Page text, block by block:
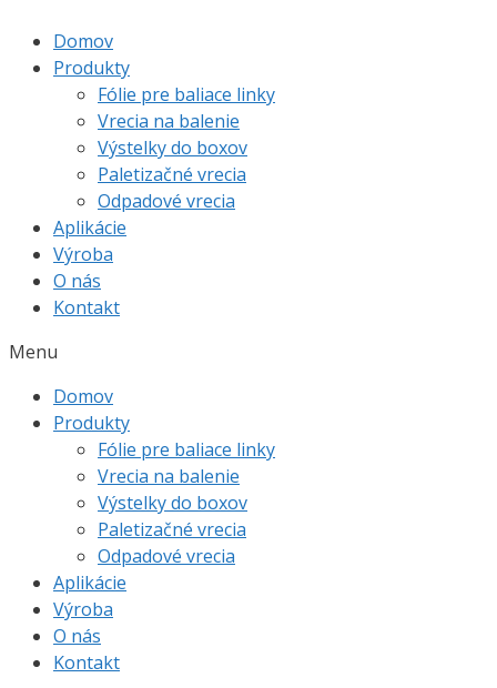
Domov
Produkty
Fólie pre baliace linky
Vrecia na balenie
Výstelky do boxov
Paletizačné vrecia
Odpadové vrecia
Aplikácie
Výroba
O nás
Kontakt
Menu
Domov
Produkty
Fólie pre baliace linky
Vrecia na balenie
Výstelky do boxov
Paletizačné vrecia
Odpadové vrecia
Aplikácie
Výroba
O nás
Kontakt